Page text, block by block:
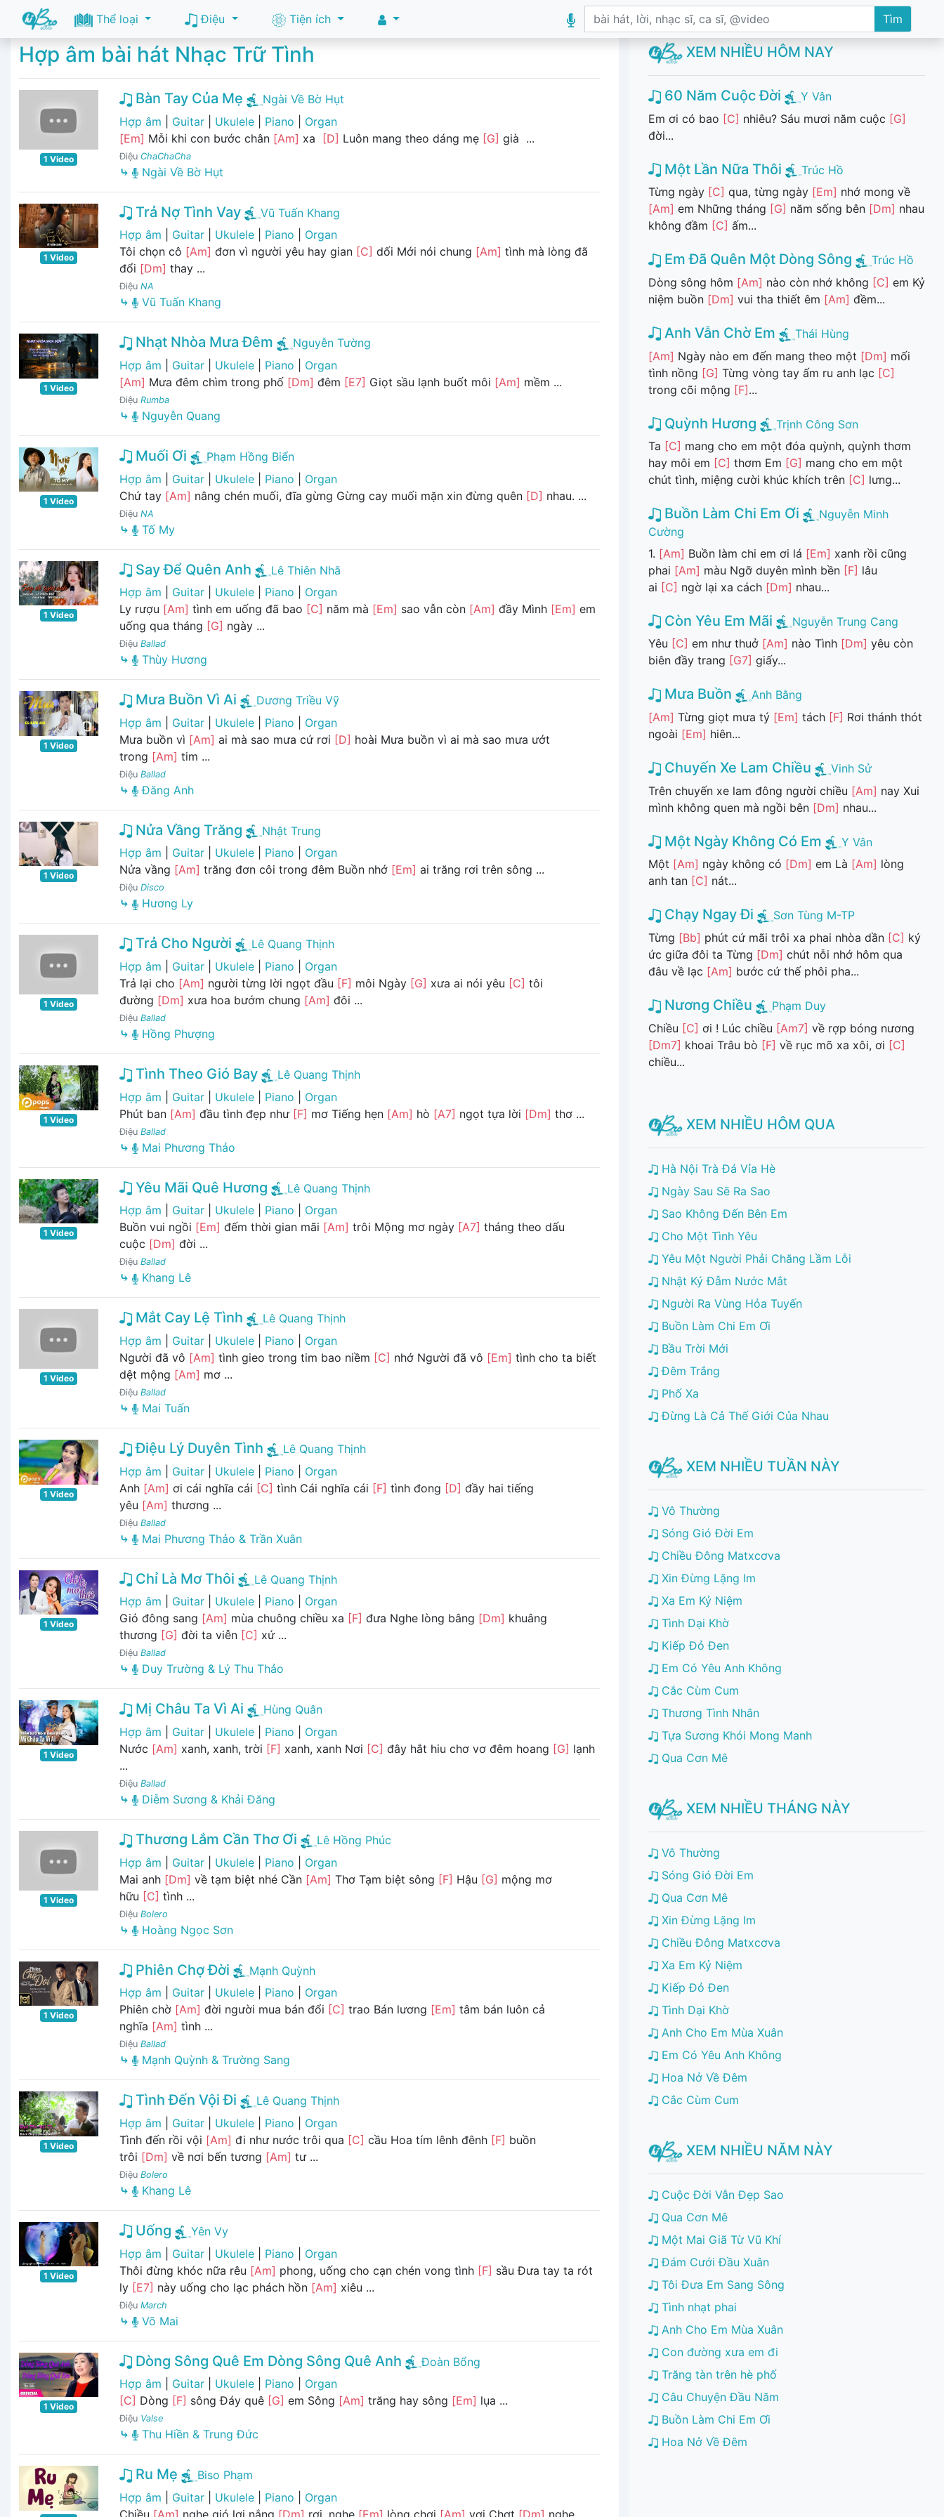
Thể loại Điệu Tiện ích Tìm
Hợp âm bài hát Nhạc Trữ Tình
1 Video
Bàn Tay Của Mẹ
Ngài Về Bờ Hụt
Hợp âm
Guitar| Ukulele| Piano
Organ
[Em] Mỗi khi con bước chân [Am] xa [D] Luôn mang theo dáng mẹ [G] già ...
Điệu ChaChaCha
⤷ Ngài Về Bờ Hụt
1 Video
Trả Nợ Tình Vay
Vũ Tuấn Khang
Hợp âm
Guitar| Ukulele| Piano
Organ
Tôi chọn cô [Am] đơn vì người yêu hay gian [C] dối Mới nói chung [Am] tình mà lòng đã
đổi [Dm] thay ...
Điệu NA
⤷ Vũ Tuấn Khang
1 Video
Nhạt Nhòa Mưa Đêm
Nguyễn Tường
Hợp âm
Guitar| Ukulele| Piano
Organ
[Am] Mưa đêm chìm trong phố [Dm] đêm [E7] Giọt sầu lạnh buốt môi [Am] mềm ...
Điệu Rumba
⤷ Nguyễn Quang
1 Video
Muối Ơi
Phạm Hồng Biển
Hợp âm
Guitar| Ukulele| Piano
Organ
Chứ tay [Am] nâng chén muối, đĩa gừng Gừng cay muối mặn xin đừng quên [D] nhau. ...
Điệu NA
⤷ Tố My
1 Video
Say Để Quên Anh
Lê Thiên Nhã
Hợp âm
Guitar| Ukulele| Piano
Organ
Ly rượu [Am] tình em uống đã bao [C] năm mà [Em] sao vẫn còn [Am] đầy Mình [Em] em
uống qua tháng [G] ngày ...
Điệu Ballad
⤷ Thùy Hương
1 Video
Mưa Buồn Vì Ai
Dương Triều Vỹ
Hợp âm
Guitar| Ukulele| Piano
Organ
Mưa buồn vì [Am] ai mà sao mưa cứ rơi [D] hoài Mưa buồn vì ai mà sao mưa ướt
trong [Am] tim ...
Điệu Ballad
⤷ Đăng Anh
1 Video
Nửa Vầng Trăng
Nhật Trung
Hợp âm
Guitar| Ukulele| Piano
Organ
Nửa vầng [Am] trăng đơn côi trong đêm Buồn nhớ [Em] ai trăng rơi trên sông ...
Điệu Disco
⤷ Hương Ly
1 Video
Trả Cho Người
Lê Quang Thịnh
Hợp âm
Guitar| Ukulele| Piano
Organ
Trả lại cho [Am] người từng lời ngọt đầu [F] môi Ngày [G] xưa ai nói yêu [C] tôi
đường [Dm] xưa hoa bướm chung [Am] đôi ...
Điệu Ballad
⤷ Hồng Phượng
1 Video
Tình Theo Gió Bay
Lê Quang Thịnh
Hợp âm
Guitar| Ukulele| Piano
Organ
Phút ban [Am] đầu tình đẹp như [F] mơ Tiếng hẹn [Am] hò [A7] ngọt tựa lời [Dm] thơ ...
Điệu Ballad
⤷ Mai Phương Thảo
1 Video
Yêu Mãi Quê Hương
Lê Quang Thịnh
Hợp âm
Guitar| Ukulele| Piano
Organ
Buồn vui ngồi [Em] đếm thời gian mãi [Am] trôi Mộng mơ ngày [A7] tháng theo dấu
cuộc [Dm] đời ...
Điệu Ballad
⤷ Khang Lê
1 Video
Mắt Cay Lệ Tình
Lê Quang Thịnh
Hợp âm
Guitar| Ukulele| Piano
Organ
Người đã vô [Am] tình gieo trong tim bao niềm [C] nhớ Người đã vô [Em] tình cho ta biết
dệt mộng [Am] mơ ...
Điệu Ballad
⤷ Mai Tuấn
1 Video
Điệu Lý Duyên Tình
Lê Quang Thịnh
Hợp âm
Guitar| Ukulele| Piano
Organ
Anh [Am] ơi cái nghĩa cái [C] tình Cái nghĩa cái [F] tình đong [D] đầy hai tiếng
yêu [Am] thương ...
Điệu Ballad
⤷ Mai Phương Thảo & Trần Xuân
1 Video
Chỉ Là Mơ Thôi
Lê Quang Thịnh
Hợp âm
Guitar| Ukulele| Piano
Organ
Gió đông sang [Am] mùa chuông chiều xa [F] đưa Nghe lòng bâng [Dm] khuâng
thương [G] đời ta viễn [C] xứ ...
Điệu Ballad
⤷ Duy Trường & Lý Thu Thảo
1 Video
Mị Châu Ta Vì Ai
Hùng Quân
Hợp âm
Guitar| Ukulele| Piano
Organ
Nước [Am] xanh, xanh, trời [F] xanh, xanh Nơi [C] đây hắt hiu chơ vơ đêm hoang [G] lạnh
...
Điệu Ballad
⤷ Diễm Sương & Khải Đăng
1 Video
Thương Lắm Cần Thơ Ơi
Lê Hồng Phúc
Hợp âm
Guitar| Ukulele| Piano
Organ
Mai anh [Dm] về tạm biệt nhé Cần [Am] Thơ Tạm biệt sông [F] Hậu [G] mộng mơ
hữu [C] tình ...
Điệu Bolero
⤷ Hoàng Ngọc Sơn
1 Video
Phiên Chợ Đời
Mạnh Quỳnh
Hợp âm
Guitar| Ukulele| Piano
Organ
Phiên chờ [Am] đời người mua bán đổi [C] trao Bán lương [Em] tâm bán luôn cả
nghĩa [Am] tình ...
Điệu Ballad
⤷ Mạnh Quỳnh & Trường Sang
1 Video
Tình Đến Vội Đi
Lê Quang Thịnh
Hợp âm
Guitar| Ukulele| Piano
Organ
Tình đến rồi vội [Am] đi như nước trôi qua [C] cầu Hoa tím lênh đênh [F] buồn
trôi [Dm] về nơi bến tương [Am] tư ...
Điệu Bolero
⤷ Khang Lê
1 Video
Uống
Yên Vy
Hợp âm
Guitar| Ukulele| Piano
Organ
Thôi đừng khóc nữa rêu [Am] phong, uống cho cạn chén vong tình [F] sầu Đưa tay ta rót
ly [E7] này uống cho lạc phách hồn [Am] xiêu ...
Điệu March
⤷ Võ Mai
1 Video
Dòng Sông Quê Em Dòng Sông Quê Anh
Đoàn Bổng
Hợp âm
Guitar| Ukulele| Piano
Organ
[C] Dòng [F] sông Đáy quê [G] em Sông [Am] trăng hay sông [Em] lụa ...
Điệu Valse
⤷ Thu Hiền & Trung Đức
Ru Mẹ
Biso Phạm
Hợp âm
Guitar| Ukulele| Piano
Organ
Chiều [Am] nghe gió lơi nắng [Dm] rơi, nghe [Em] lòng chơi [Am] vơi Chợt [Dm] nghe
XEM NHIỀU HÔM NAY
60 Năm Cuộc Đời
Y Vân
Em ơi có bao [C] nhiêu? Sáu mươi năm cuộc [G]
đời...
Một Lần Nữa Thôi
Trúc Hồ
Từng ngày [C] qua, từng ngày [Em] nhớ mong về
[Am] em Những tháng [G] năm sống bên [Dm] nhau
không đầm [C] ấm...
Em Đã Quên Một Dòng Sông
Trúc Hồ
Dòng sông hôm [Am] nào còn nhớ không [C] em Kỷ
niệm buồn [Dm] vui tha thiết êm [Am] đềm...
Anh Vẫn Chờ Em
Thái Hùng
[Am] Ngày nào em đến mang theo một [Dm] mối
tình nồng [G] Từng vòng tay ấm ru anh lạc [C]
trong cõi mộng [F]...
Quỳnh Hương
Trịnh Công Sơn
Ta [C] mang cho em một đóa quỳnh, quỳnh thơm
hay môi em [C] thơm Em [G] mang cho em một
chút tình, miệng cười khúc khích trên [C] lưng...
Buồn Làm Chi Em Ơi
Nguyễn Minh
Cường
1. [Am] Buồn làm chi em ơi lá [Em] xanh rồi cũng
phai [Am] màu Ngỡ duyên mình bền [F] lâu
ai [C] ngờ lại xa cách [Dm] nhau...
Còn Yêu Em Mãi
Nguyễn Trung Cang
Yêu [C] em như thuở [Am] nào Tình [Dm] yêu còn
biên đầy trang [G7] giấy...
Mưa Buồn
Anh Bằng
[Am] Từng giọt mưa tý [Em] tách [F] Rơi thánh thót
ngoài [Em] hiên...
Chuyến Xe Lam Chiều
Vinh Sử
Trên chuyến xe lam đông người chiều [Am] nay Xui
mình không quen mà ngồi bên [Dm] nhau...
Một Ngày Không Có Em
Y Vân
Một [Am] ngày không có [Dm] em Là [Am] lòng
anh tan [C] nát...
Chạy Ngay Đi
Sơn Tùng M-TP
Từng [Bb] phút cứ mãi trôi xa phai nhòa dần [C] ký
ức giữa đôi ta Từng [Dm] chút nỗi nhớ hôm qua
đâu về lạc [Am] bước cứ thế phôi pha...
Nương Chiều
Phạm Duy
Chiều [C] ơi ! Lúc chiều [Am7] về rợp bóng nương
[Dm7] khoai Trâu bò [F] về rục mõ xa xôi, ơi [C]
chiều...
XEM NHIỀU HÔM QUA
Hà Nội Trà Đá Vỉa Hè
Ngày Sau Sẽ Ra Sao
Sao Không Đến Bên Em
Cho Một Tình Yêu
Yêu Một Người Phải Chăng Lầm Lỗi
Nhật Ký Đẫm Nước Mắt
Người Ra Vùng Hỏa Tuyến
Buồn Làm Chi Em Ơi
Bầu Trời Mới
Đêm Trắng
Phố Xa
Đừng Là Cả Thế Giới Của Nhau
XEM NHIỀU TUẦN NÀY
Vô Thường
Sóng Gió Đời Em
Chiều Đông Matxcơva
Xin Đừng Lặng Im
Xa Em Kỷ Niệm
Tình Dại Khờ
Kiếp Đỏ Đen
Em Có Yêu Anh Không
Cắc Cùm Cum
Thương Tình Nhân
Tựa Sương Khói Mong Manh
Qua Cơn Mê
XEM NHIỀU THÁNG NÀY
Vô Thường
Sóng Gió Đời Em
Qua Cơn Mê
Xin Đừng Lặng Im
Chiều Đông Matxcơva
Xa Em Kỷ Niệm
Kiếp Đỏ Đen
Tình Dại Khờ
Anh Cho Em Mùa Xuân
Em Có Yêu Anh Không
Hoa Nở Về Đêm
Cắc Cùm Cum
XEM NHIỀU NĂM NÀY
Cuộc Đời Vẫn Đẹp Sao
Qua Cơn Mê
Một Mai Giã Từ Vũ Khí
Đám Cưới Đầu Xuân
Tôi Đưa Em Sang Sông
Tình nhạt phai
Anh Cho Em Mùa Xuân
Con đường xưa em đi
Trăng tàn trên hè phố
Câu Chuyện Đầu Năm
Buồn Làm Chi Em Ơi
Hoa Nở Về Đêm